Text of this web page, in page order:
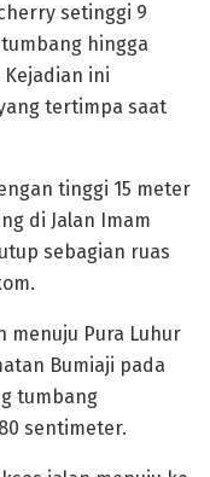
setinggi 9
hingga
ini
tertimpa saat
tinggi 15 meter
di Jalan Imam
sebagian ruas
menuju Pura Luhur
Bumiaji pada
tumbang
sentimeter.